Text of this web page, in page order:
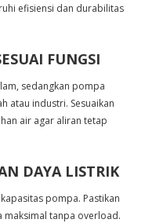
efisiensi dan durabilitas
FUNGSI
sedangkan pompa
atau industri. Sesuaikan
air agar aliran tetap
DAYA LISTRIK
pompa. Pastikan
maksimal tanpa overload.